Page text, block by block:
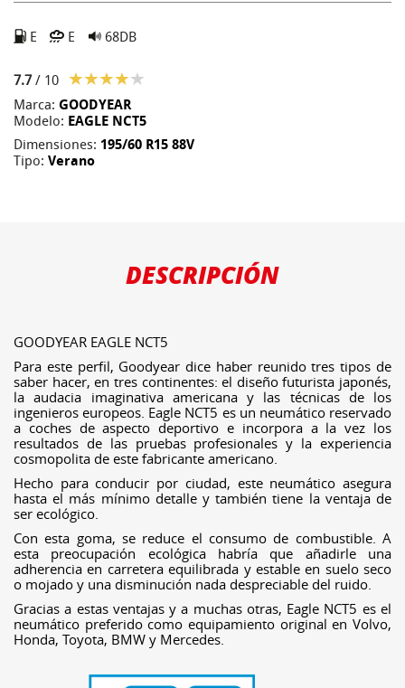
E E 68DB
7.7/ 10
Marca: GOODYEAR
Modelo: EAGLE NCT5
Dimensiones: 195/60 R15 88V
Tipo: Verano
DESCRIPCIÓN
GOODYEAR EAGLE NCT5
Para este perfil, Goodyear dice haber reunido tres tipos de
saber hacer, en tres continentes: el diseño futurista japonés,
la audacia imaginativa americana y las técnicas de los
ingenieros europeos. Eagle NCT5 es un neumático reservado
a coches de aspecto deportivo e incorpora a la vez los
resultados de las pruebas profesionales y la experiencia
cosmopolita de este fabricante americano.
Hecho para conducir por ciudad, este neumático asegura
hasta el más mínimo detalle y también tiene la ventaja de
ser ecológico.
Con esta goma, se reduce el consumo de combustible. A
esta preocupación ecológica habría que añadirle una
adherencia en carretera equilibrada y estable en suelo seco
o mojado y una disminución nada despreciable del ruido.
Gracias a estas ventajas y a muchas otras, Eagle NCT5 es el
neumático preferido como equipamiento original en Volvo,
Honda, Toyota, BMW y Mercedes.